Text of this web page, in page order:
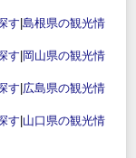
す 島根県の観光情
す 岡山県の観光情
す 広島県の観光情
す 山口県の観光情